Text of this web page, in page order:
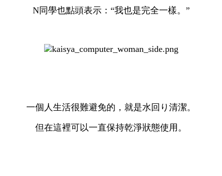
N同學也點頭表示：“我也是完全一樣。”
一個人生活很難避免的，就是水回り清潔。
但在這裡可以一直保持乾淨狀態使用。